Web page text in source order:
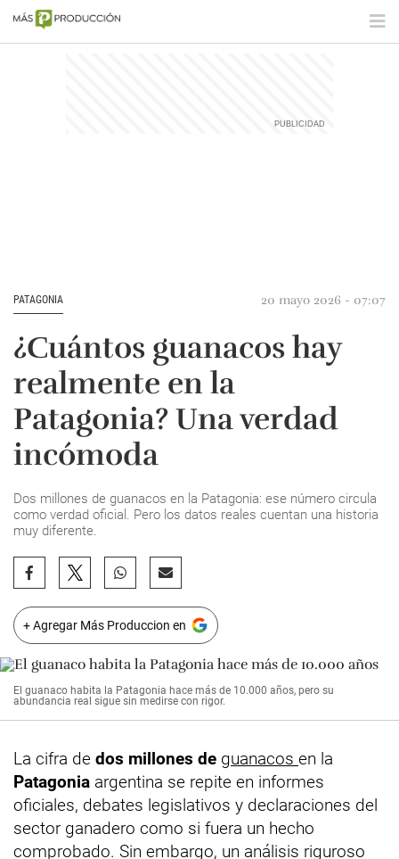
PATAGONIA 20 mayo 2026 - 07:07
¿Cuántos guanacos hay
realmente en la
Patagonia? Una verdad
incómoda
Dos millones de guanacos en la Patagonia: ese número circula
como verdad oficial. Pero los datos reales cuentan una historia
muy diferente.
+ Agregar Más Produccion en
El guanaco habita la Patagonia hace más de 10.000 años, pero su
abundancia real sigue sin medirse con rigor.
La cifra de dos millones de guanacos en la
Patagonia argentina se repite en informes
oficiales, debates legislativos y declaraciones del
sector ganadero como si fuera un hecho
comprobado. Sin embargo, un análisis riguroso